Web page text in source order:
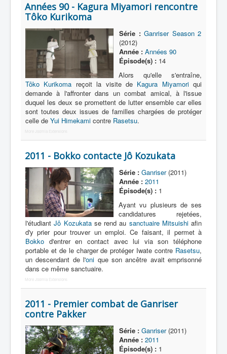
Années 90 - Kagura Miyamori rencontre
Tôko Kurikoma
Série : Ganriser Season 2
(2012)
Année : Années 90
Épisode(s) : 14
Alors qu'elle s'entraîne,
Tôko Kurikoma reçoit la visite de Kagura Miyamoriqui
demande à l'affronter dans un combat amical, à l'issue
duquel les deux se promettent de lutter ensemble car elles
sont toutes deux issues de familles chargées de protéger
celle de Yui Himekami contre Rasetsu.
More Joomla Extensions
2011 - Bokko contacte Jô Kozukata
Série : Ganriser(2011)
Année : 2011
Épisode(s) : 1
Ayant vu plusieurs de ses
candidatures rejetées,
l'étudiantJô Kozukatase rend au sanctuaire Mitsuishiafin
d'y prier pour trouver un emploi. Ce faisant, il permet à
Bokko d'entrer en contact avec lui via son téléphone
portable et de le charger de protéger Iwate contre Rasetsu,
un descendant de l'oni que son ancêtre avait emprisonné
dans ce même sanctuaire.
More Joomla Extensions
2011 - Premier combat de Ganriser
contre Pakker
Série : Ganriser(2011)
Année : 2011
Épisode(s) : 1